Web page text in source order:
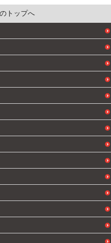
トップへ